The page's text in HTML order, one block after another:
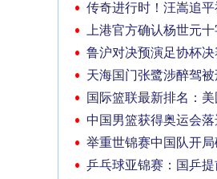
传奇进行时！汪嵩追
上港官方确认杨世元
鲁沪对决预演足协杯
天海国门张鹭涉醉驾
国际篮联最新排名：
中国男篮获得奥运会
举重世锦赛中国队开
乒乓球亚锦赛：国乒